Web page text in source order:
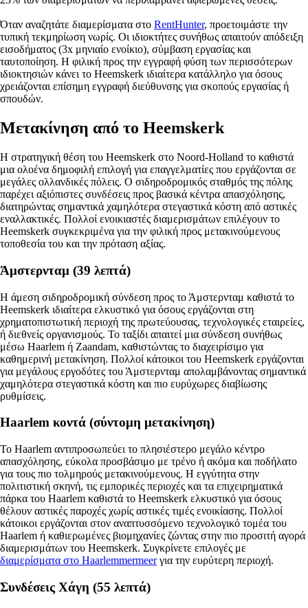
Όταν αναζητάτε διαμερίσματα στο RentHunter, προετοιμάστε την
τυπική τεκμηρίωση νωρίς. Οι ιδιοκτήτες συνήθως απαιτούν απόδειξη
εισοδήματος (3x μηνιαίο ενοίκιο), σύμβαση εργασίας και
ταυτοποίηση. Η φιλική προς την εγγραφή φύση των περισσότερων
ιδιοκτησιών κάνει το Heemskerk ιδιαίτερα κατάλληλο για όσους
χρειάζονται επίσημη εγγραφή διεύθυνσης για σκοπούς εργασίας ή
σπουδών.
Μετακίνηση από το Heemskerk
Η στρατηγική θέση του Heemskerk στο Noord-Holland το καθιστά
μια ολοένα δημοφιλή επιλογή για επαγγελματίες που εργάζονται σε
μεγάλες ολλανδικές πόλεις. Ο σιδηροδρομικός σταθμός της πόλης
παρέχει αξιόπιστες συνδέσεις προς βασικά κέντρα απασχόλησης,
διατηρώντας σημαντικά χαμηλότερα στεγαστικά κόστη από αστικές
εναλλακτικές. Πολλοί ενοικιαστές διαμερισμάτων επιλέγουν το
Heemskerk συγκεκριμένα για την φιλική προς μετακινούμενους
τοποθεσία του και την πρόταση αξίας.
Άμστερνταμ (39 λεπτά)
Η άμεση σιδηροδρομική σύνδεση προς το Άμστερνταμ καθιστά το
Heemskerk ιδιαίτερα ελκυστικό για όσους εργάζονται στη
χρηματοπιστωτική περιοχή της πρωτεύουσας, τεχνολογικές εταιρείες,
ή διεθνείς οργανισμούς. Το ταξίδι απαιτεί μια σύνδεση συνήθως
μέσω Haarlem ή Zaandam, καθιστώντας το διαχειρίσιμο για
καθημερινή μετακίνηση. Πολλοί κάτοικοι του Heemskerk εργάζονται
για μεγάλους εργοδότες του Άμστερνταμ απολαμβάνοντας σημαντικά
χαμηλότερα στεγαστικά κόστη και πιο ευρύχωρες διαβίωσης
ρυθμίσεις.
Haarlem κοντά (σύντομη μετακίνηση)
Το Haarlem αντιπροσωπεύει το πλησιέστερο μεγάλο κέντρο
απασχόλησης, εύκολα προσβάσιμο με τρένο ή ακόμα και ποδήλατο
για τους πιο τολμηρούς μετακινούμενους. Η εγγύτητα στην
πολιτιστική σκηνή, τις εμπορικές περιοχές και τα επιχειρηματικά
πάρκα του Haarlem καθιστά το Heemskerk ελκυστικό για όσους
θέλουν αστικές παροχές χωρίς αστικές τιμές ενοικίασης. Πολλοί
κάτοικοι εργάζονται στον αναπτυσσόμενο τεχνολογικό τομέα του
Haarlem ή καθιερωμένες βιομηχανίες ζώντας στην πιο προσιτή αγορά
διαμερισμάτων του Heemskerk. Συγκρίνετε επιλογές με
διαμερίσματα στο Haarlemmermeerγια την ευρύτερη περιοχή.
Συνδέσεις Χάγη (55 λεπτά)